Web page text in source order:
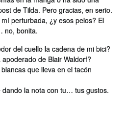
de Tilda. Pero gracias, en serio.
perturbada, ¿y esos pelos? El
no, bonita.
del cuello la cadena de mi bici?
de Blair Waldorf?
que lleva en el tacón
dando la nota con tu… tus gustos.